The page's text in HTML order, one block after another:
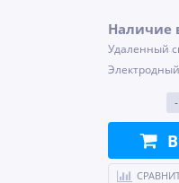
Наличие
Удаленный
-